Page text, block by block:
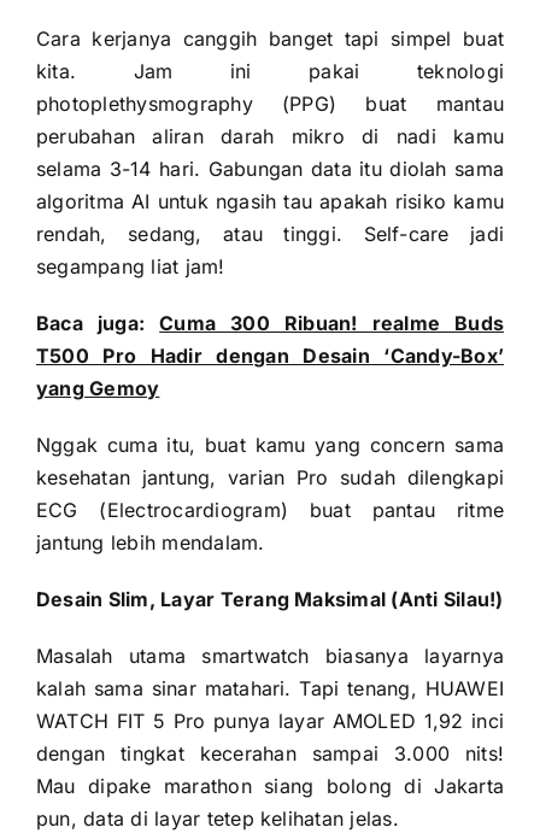
Cara kerjanya canggih banget tapi simpel buat
kita. Jam ini pakai teknologi
photoplethysmography (PPG) buat mantau
perubahan aliran darah mikro di nadi kamu
selama 3-14 hari. Gabungan data itu diolah sama
algoritma AI untuk ngasih tau apakah risiko kamu
rendah, sedang, atau tinggi. Self-care jadi
segampang liat jam!
Baca juga:Cuma 300 Ribuan! realme Buds
T500 Pro Hadir dengan Desain ‘Candy-Box’
yang Gemoy
Nggak cuma itu, buat kamu yang concern sama
kesehatan jantung, varian Pro sudah dilengkapi
ECG (Electrocardiogram) buat pantau ritme
jantung lebih mendalam.
Desain Slim, Layar Terang Maksimal (Anti Silau!)
Masalah utama smartwatch biasanya layarnya
kalah sama sinar matahari. Tapi tenang, HUAWEI
WATCH FIT 5 Pro punya layar AMOLED 1,92 inci
dengan tingkat kecerahan sampai 3.000 nits!
Mau dipake marathon siang bolong di Jakarta
pun, data di layar tetep kelihatan jelas.